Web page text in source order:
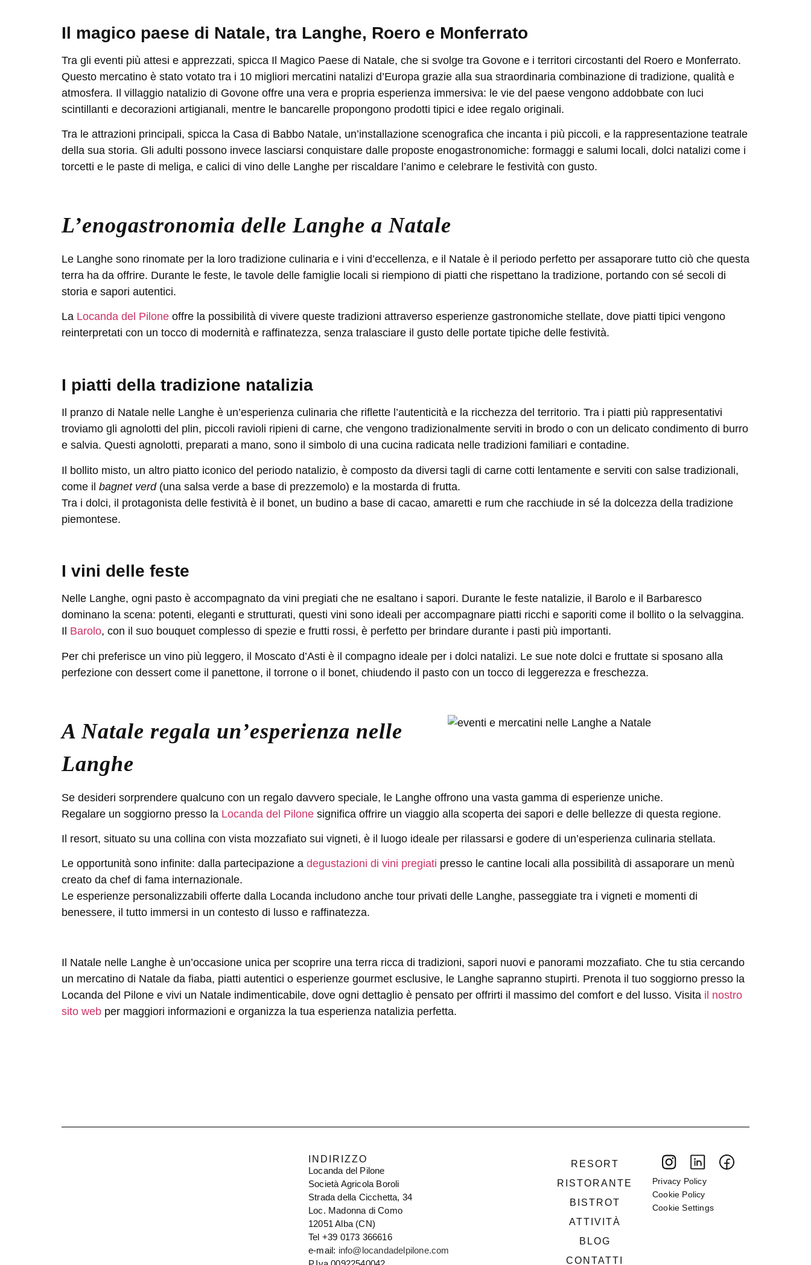
Il magico paese di Natale, tra Langhe, Roero e Monferrato
Tra gli eventi più attesi e apprezzati, spicca Il Magico Paese di Natale, che si svolge tra Govone e i territori circostanti del Roero e Monferrato.
Questo mercatino è stato votato tra i 10 migliori mercatini natalizi d’Europa grazie alla sua straordinaria combinazione di tradizione, qualità e
atmosfera. Il villaggio natalizio di Govone offre una vera e propria esperienza immersiva: le vie del paese vengono addobbate con luci
scintillanti e decorazioni artigianali, mentre le bancarelle propongono prodotti tipici e idee regalo originali.
Tra le attrazioni principali, spicca l a Casa di Babbo Natale, un’installazione scenografica che incanta i più piccoli, e la rappresentazione teatrale
della sua storia. Gli adulti possono invece lasciarsi conquistare dalle proposte enogastronomiche: formaggi e salumi locali, dolci natalizi come i
torcetti e le paste di meliga, e calici di vino delle Langhe per riscaldare l’animo e celebrare le festività con gusto.
L’enogastronomia delle Langhe a Natale
Le Langhe sono rinomate per la loro tradizione culinaria e i vini d’eccellenza, e il Natale è il periodo perfetto per assaporare tutto ciò che questa
terra ha da offrire. Durante le feste, le tavole delle famiglie locali si riempiono di piatti che rispettano la tradizione, portando con sé secoli di
storia e sapori autentici.
La Locanda del Pilone offre la possibilità di vivere queste tradizioni attraverso esperienze gastronomiche stellate, dove piatti tipici vengono
reinterpretati con un tocco di modernità e raffinatezza, senza tralasciare il gusto delle portate tipiche delle festività.
I piatti della tradizione natalizia
Il pranzo di Natale nelle Langhe è un’esperienza culinaria che riflette l’autenticità e la ricchezza del territorio. Tra i piatti più rappresentativi
troviamo gli agnolotti del plin, piccoli ravioli ripieni di carne, che vengono tradizionalmente serviti in brodo o con un delicato condimento di burro
e salvia. Questi agnolotti, preparati a mano, sono il simbolo di una cucina radicata nelle tradizioni familiari e contadine.
Il bollito misto, un altro piatto iconico del periodo natalizio, è composto da diversi tagli di carne cotti lentamente e serviti con salse tradizionali,
come il bagnet verd(una salsa verde a base di prezzemolo) e la mostarda di frutta.
Tra i dolci, il protagonista delle festività è il bonet, un budino a base di cacao, amaretti e rum che racchiude in sé la dolcezza della tradizione
piemontese.
I vini delle feste
Nelle Langhe, ogni pasto è accompagnato da vini pregiati che ne esaltano i sapori. Durante le feste natalizie, il Barolo e il Barbaresco
dominano la scena: potenti, eleganti e strutturati, questi vini sono ideali per accompagnare piatti ricchi e saporiti come il bollito o la selvaggina.
Il Barolo, con il suo bouquet complesso di spezie e frutti rossi, è perfetto per brindare durante i pasti più importanti.
Per chi preferisce un vino più leggero, il Moscato d’Asti è il compagno ideale per i dolci natalizi. Le sue note dolci e fruttate si sposano alla
perfezione con dessert come il panettone, il torrone o il bonet, chiudendo il pasto con un tocco di leggerezza e freschezza.
A Natale regala un’esperienza nelle
Langhe
Se desideri sorprendere qualcuno con un regalo davvero speciale, le Langhe offrono una vasta gamma di esperienze uniche.
Regalare un soggiorno presso la Locanda del Pilone significa offrire un viaggio alla scoperta dei sapori e delle bellezze di questa regione.
Il resort, situato su una collina con vista mozzafiato sui vigneti, è il luogo ideale per rilassarsi e godere di un’esperienza culinaria stellata.
Le opportunità sono infinite: dalla partecipazione a degustazioni di vini pregiati presso le cantine locali alla possibilità di assaporare un menù
creato da chef di fama internazionale.
Le esperienze personalizzabili offerte dalla Locanda includono anche tour privati delle Langhe, passeggiate tra i vigneti e momenti di
benessere, il tutto immersi in un contesto di lusso e raffinatezza.
Il Natale nelle Langhe è un’occasione unica per scoprire una terra ricca di tradizioni, sapori nuovi e panorami mozzafiato. Che tu stia cercando
un mercatino di Natale da fiaba, piatti autentici o esperienze gourmet esclusive, le Langhe sapranno stupirti. Prenota il tuo soggiorno presso la
Locanda del Pilone e vivi un Natale indimenticabile, dove ogni dettaglio è pensato per offrirti il massimo del comfort e del lusso. Visita il nostro
sito web per maggiori informazioni e organizza la tua esperienza natalizia perfetta.
INDIRIZZO
Locanda del Pilone
Società Agricola Boroli
Strada della Cicchetta, 34
Loc. Madonna di Como
12051 Alba (CN)
Tel +39 0173 366616
e-mail: info@locandadelpilone.com
RESORT
RISTORANTE
BISTROT
ATTIVITÀ
BLOG
CONTATTI
Privacy Policy
Cookie Policy
Cookie Settings